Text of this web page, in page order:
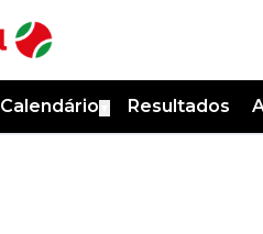
Calendário Resultados